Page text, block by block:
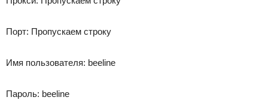
Порт: Пропускаем строку
Имя пользователя: beeline
Пароль: beeline